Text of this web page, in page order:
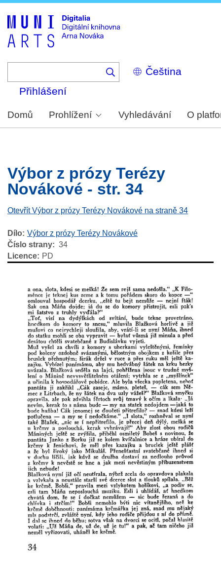
Select
your
Přihlášení
Domů Prohlížení Vyhledávání O
Výbor z prózy Terézy
Novákové - str. 34
Otevřít Výbor z prózy Terézy Novákové na straně 34
Dílo Výbor z prózy Terézy Novákové
Číslo strany
34
Licence
PD